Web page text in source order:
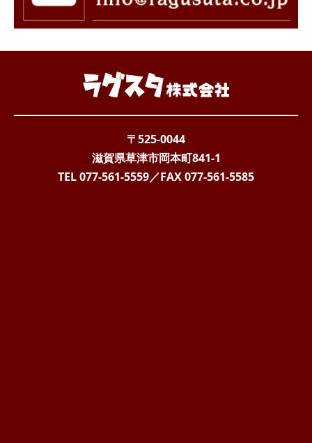
〒525-0044
滋賀県草津市岡本町841-1
TEL 077-561-5559／FAX077-561-5585